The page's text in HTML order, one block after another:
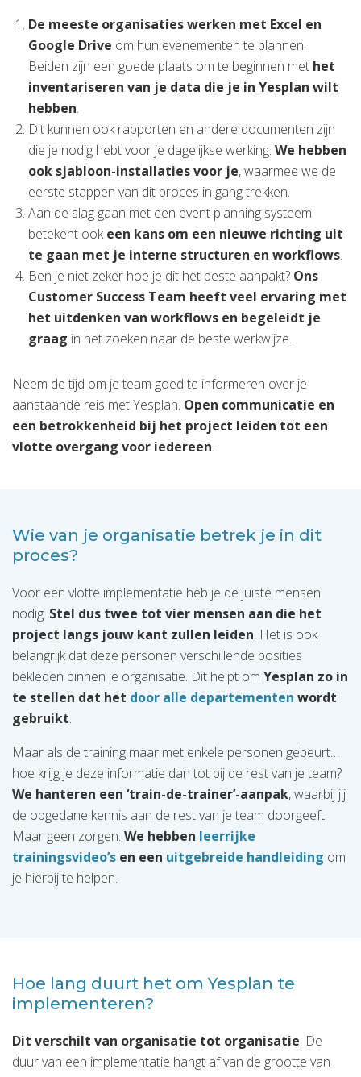
De meeste organisaties werken met Excel en
Google Drive om hun evenementen te plannen.
Beiden zijn een goede plaats om te beginnen met het
inventariseren van je data die je in Yesplan wilt
hebben.
Dit kunnen ook rapporten en andere documenten zijn
die je nodig hebt voor je dagelijkse werking. We hebben
ook sjabloon-installaties voor je, waarmee we de
eerste stappen van dit proces in gang trekken.
Aan de slag gaan met een event planning systeem
betekent ookeen kans om een nieuwe richting uit
te gaan met je interne structuren en workflows.
Ben je niet zeker hoe je dit het beste aanpakt? Ons
Customer Success Team heeft veel ervaring met
het uitdenken van workflows en begeleidt je
graag in het zoeken naar de beste werkwijze.
Neem de tijd om je team goed te informeren over je
aanstaande reis met Yesplan. Open communicatie en
een betrokkenheid bij het project leiden tot een
vlotte overgang voor iedereen.
Wie van je organisatie betrek je in dit
proces?
Voor een vlotte implementatie heb je de juiste mensen
nodig. Stel dus twee tot vier mensen aan die het
project langs jouw kant zullen leiden. Het is ook
belangrijk dat deze personen verschillende posities
bekleden binnen je organisatie. Dit helpt om Yesplan zo in
te stellen dat het door alle departementen wordt
gebruikt.
Maar als de training maar met enkele personen gebeurt…
hoe krijg je deze informatie dan tot bij de rest van je team?
We hanteren een ‘train-de-trainer’-aanpak, waarbij jij
de opgedane kennis aan de rest van je team doorgeeft.
Maar geen zorgen. We hebben leerrijke
trainingsvideo’s en een uitgebreide handleiding om
je hierbij te helpen.
Hoe lang duurt het om Yesplan te
implementeren?
Dit verschilt van organisatie tot organisatie. De
duur van een implementatie hangt af van de grootte van